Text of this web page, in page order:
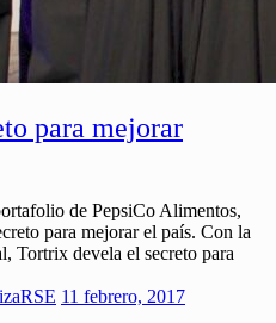
para mejorar
de PepsiCo Alimentos,
para mejorar el país. Con la
Tortrix devela el secreto para
11 febrero, 2017